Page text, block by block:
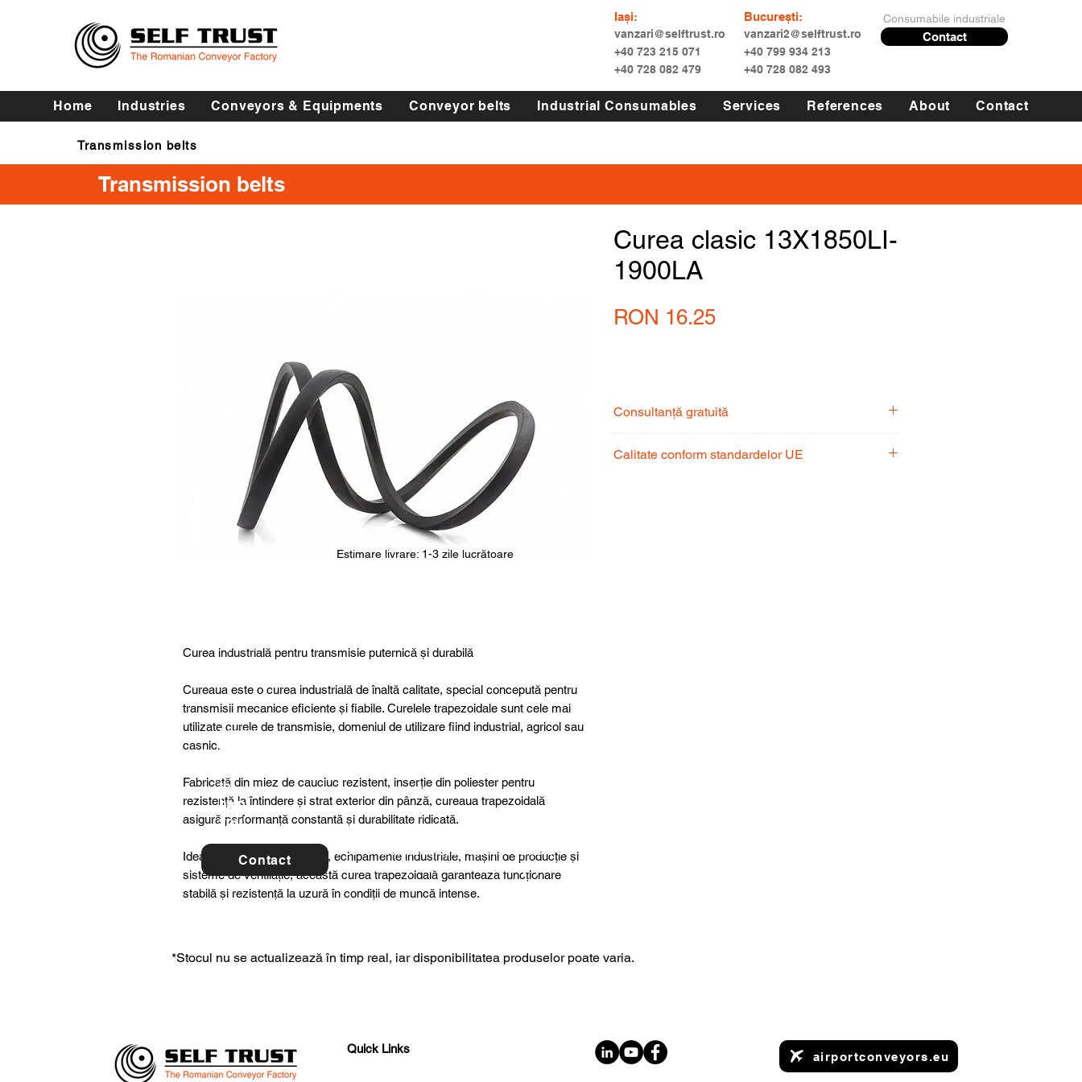
Iași:
vanzari@selftrust.ro
+40 723 215 071
+40 728 082 479
București:
vanzari2@selftrust.ro
+40 799 934 213
+40 728 082 493
Consumabile industriale
Contact
Home Industries Conveyors & Equipments Conveyor belts Industrial Consumables Services References About Contact
Transmission belts
Transmission belts
Transmission belts
Curea industrială pentru transmisie puternică și durabilă
Cureaua este o curea industrială de înaltă calitate, special concepută pentru
transmisii mecanice eficiente și fiabile. Curelele trapezoidale sunt cele mai
utilizate curele de transmisie, domeniul de utilizare fiind industrial, agricol sau
casnic.
Fabricată din miez de cauciuc rezistent, inserție din poliester pentru
rezistență la întindere și strat exterior din pânză, cureaua trapezoidală
asigură performanță constantă și durabilitate ridicată.
Ideală pentru utilaje agricole, echipamente industriale, mașini de producție și
sisteme de ventilație, această curea trapezoidală garantează funcționare
stabilă și rezistență la uzură în condiții de muncă intense.
Curea clasic 13X1850LI-
1900LA
RON 16.25Price
Consultanță gratuită
pentru a alege produsul potrivit nevoilor
Calitate conform standardelor UE
specia
l
cts or
consu
ltancy
we are
to
help
you!
Contact
Estimare livrare: 1-3 zile lucrătoare
For further details, special products or
consultancy we are here to help you!
*Stocul nu se actualizează în timp real, iar disponibilitatea produselor poate varia.
Quick Links
airportconveyors.eu